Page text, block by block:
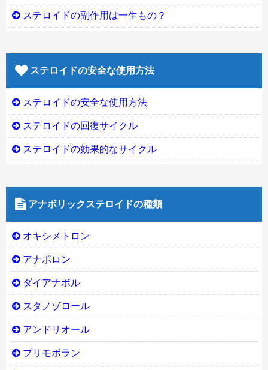
ステロイドの副作用は一生もの？
ステロイドの安全な使用方法
ステロイドの安全な使用方法
ステロイドの回復サイクル
ステロイドの効果的なサイクル
アナボリックステロイドの種類
オキシメトロン
アナポロン
ダイアナボル
スタノゾロール
アンドリオール
プリモボラン